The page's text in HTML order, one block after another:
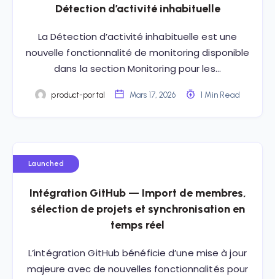
Détection d’activité inhabituelle
La Détection d’activité inhabituelle est une
nouvelle fonctionnalité de monitoring disponible
dans la section Monitoring pour les…
product-portal Mars 17, 2026 1 Min Read
Launched
Intégration GitHub — Import de membres,
sélection de projets et synchronisation en
temps réel
L’intégration GitHub bénéficie d’une mise à jour
majeure avec de nouvelles fonctionnalités pour